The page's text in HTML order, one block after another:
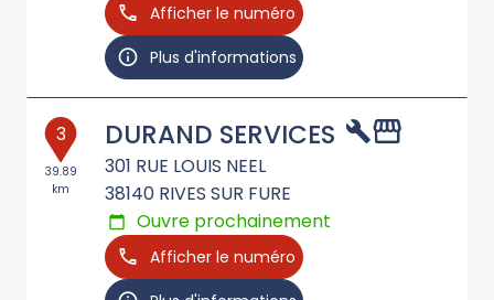
Afficher le numéro
Plus d'informations
3
39.89
km
DURAND SERVICES
301 RUE LOUIS NEEL
38140 RIVES SUR FURE
Ouvre prochainement
Afficher le numéro